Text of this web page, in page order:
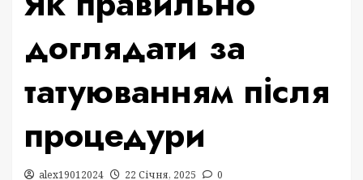
доглядати за
татуюванням після
процедури
alex19012024 22 Січня, 2025 0